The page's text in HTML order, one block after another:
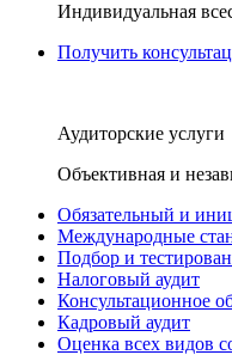
Индивидуальная
Получить
Аудиторские услуги
Объективная и
Обязательный и
Международные
Подбор и
Налоговый аудит
Консультационное
Кадровый аудит
Оценка всех видов